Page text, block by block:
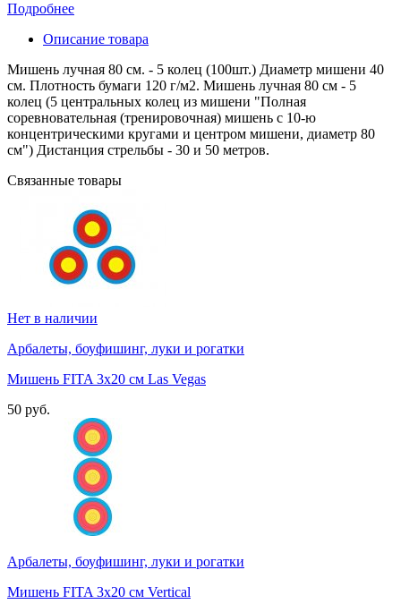
Подробнее
Описание товара
Мишень лучная 80 см. - 5 колец (100шт.) Диаметр мишени 40
см. Плотность бумаги 120 г/м2. Мишень лучная 80 см - 5
колец (5 центральных колец из мишени "Полная
соревновательная (тренировочная) мишень с 10-ю
концентрическими кругами и центром мишени, диаметр 80
см") Дистанция стрельбы - 30 и 50 метров.
Связанные товары
Нет в наличии
Арбалеты, боуфишинг, луки и рогатки
Мишень FITA 3x20 см Las Vegas
50 руб.
Арбалеты, боуфишинг, луки и рогатки
Мишень FITA 3x20 см Vertical